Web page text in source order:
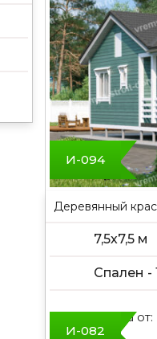
И-094
Деревянный
7,5х7,5 м
Спален -
Цена от:
И-082